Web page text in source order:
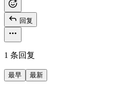
回复
1 条回复
最早 最新